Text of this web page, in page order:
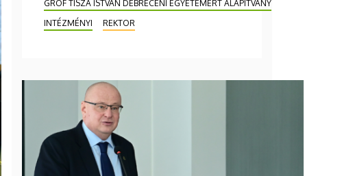
GRÓF TISZA ISTVÁN DEBRECENI EGYETEMÉRT ALAPÍTVÁNY
INTÉZMÉNYI
REKTOR